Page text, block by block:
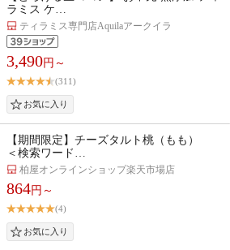
ラミス ケ…
ティラミス専門店Aquilaアークイラ
3,490円～
(311)
【期間限定】チーズタルト桃（もも）
＜検索ワード…
柏屋オンラインショップ楽天市場店
864円～
(4)